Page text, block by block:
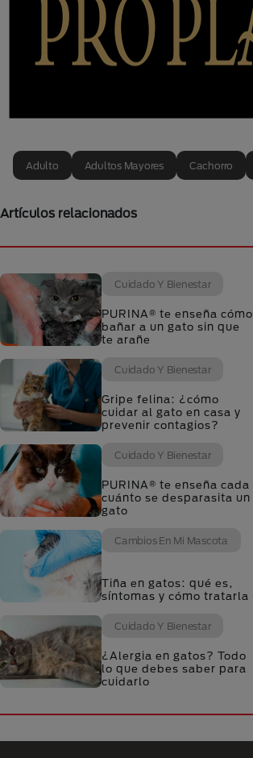
Adulto Adultos Mayores Cachorro
Artículos relacionados
Cuidado Y Bienestar
PURINA® te enseña cómo
bañar a un gato sin que
te arañe
Cuidado Y Bienestar
Gripe felina: ¿cómo
cuidar al gato en casa y
prevenir contagios?
Cuidado Y Bienestar
PURINA® te enseña cada
cuánto se desparasita un
gato
Cambios En Mi Mascota
Tiña en gatos: qué es,
síntomas y cómo tratarla
Cuidado Y Bienestar
¿Alergia en gatos? Todo
lo que debes saber para
cuidarlo